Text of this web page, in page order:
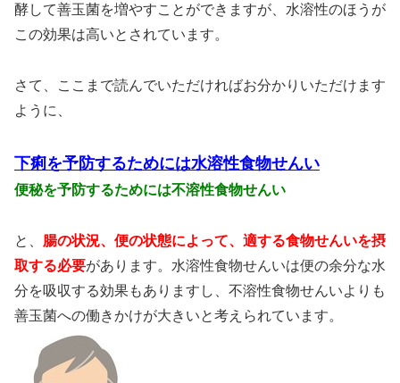
酵して善玉菌を増やすことができますが、水溶性のほうが
この効果は高いとされています。
さて、ここまで読んでいただければお分かりいただけます
ように、
下痢を予防するためには水溶性食物せんい
便秘を予防するためには不溶性食物せんい
と、 腸の状況、便の状態によって、適する食物せんいを摂
取する必要があります。水溶性食物せんいは便の余分な水
分を吸収する効果もありますし、不溶性食物せんいよりも
善玉菌への働きかけが大きいと考えられています。